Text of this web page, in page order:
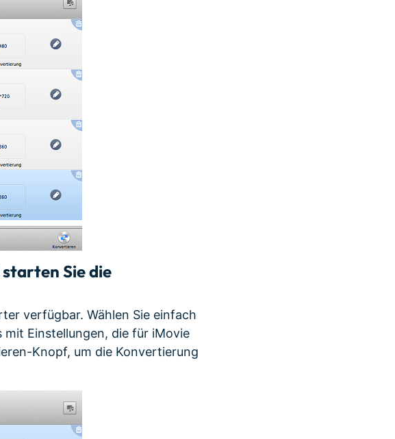
Sie die
verfügbar. Wählen Sie einfach
mit Einstellungen, die für iMovie
Knopf, um die Konvertierung